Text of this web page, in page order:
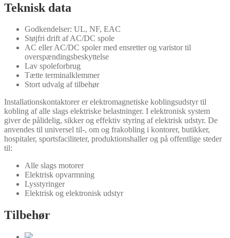
Teknisk data
Godkendelser: UL, NF, EAC
Støjfri drift af AC/DC spole
AC eller AC/DC spoler med ensretter og varistor til
overspændingsbeskyttelse
Lav spoleforbrug
Tætte terminalklemmer
Stort udvalg af tilbehør
Installationskontaktorer er elektromagnetiske koblingsudstyr til
kobling af alle slags elektriske belastninger. I elektronisk system
giver de pålidelig, sikker og effektiv styring af elektrisk udstyr. De
anvendes til universel til-, om og frakobling i kontorer, butikker,
hospitaler, sportsfaciliteter, produktionshaller og på offentlige steder
til:
Alle slags motorer
Elektrisk opvarmning
Lysstyringer
Elektrisk og elektronisk udstyr
Tilbehør